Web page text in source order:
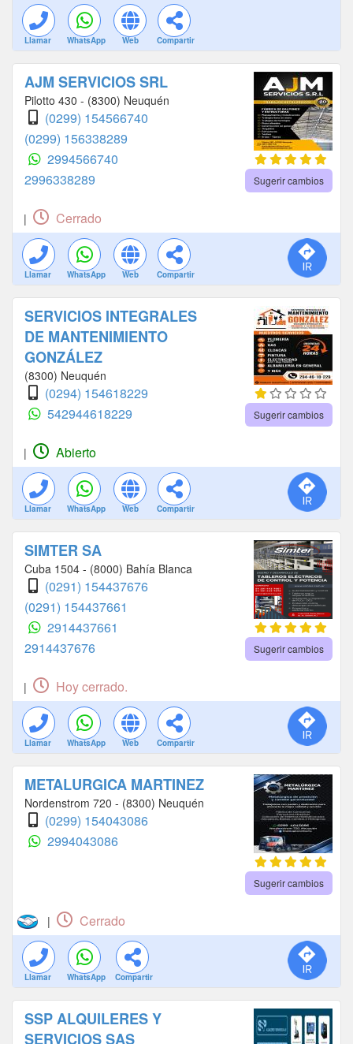
Llamar WhatsApp Web Compartir
AJM SERVICIOS SRL
Pilotto 430 - (8300) Neuquén
(0299) 154566740
(0299) 156338289
2994566740
2996338289
Sugerir cambios
| Cerrado
Llamar WhatsApp Web Compartir
SERVICIOS INTEGRALES
DE MANTENIMIENTO
GONZÁLEZ
(8300) Neuquén
(0294) 154618229
542944618229
Sugerir cambios
| Abierto
Llamar WhatsApp Web Compartir
SIMTER SA
Cuba 1504 - (8000) Bahía Blanca
(0291) 154437676
(0291) 154437661
2914437661
2914437676
Sugerir cambios
| Hoy cerrado.
Llamar WhatsApp Web Compartir
METALURGICA MARTINEZ
Nordenstrom 720 - (8300) Neuquén
(0299) 154043086
2994043086
Sugerir cambios
| Cerrado
Llamar WhatsApp Compartir
SSP ALQUILERES Y
SERVICIOS SAS